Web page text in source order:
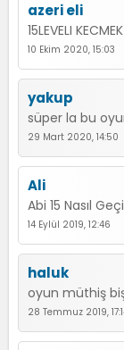
azeri eli
15LEVELI
10 Ekim 2020, 15:03
yakup
süper la bu
29 Mart 2020, 14:50
Ali
Abi 15 Nasıl
14 Eylül 2019, 12:46
haluk
oyun müthiş
28 Temmuz 2019,